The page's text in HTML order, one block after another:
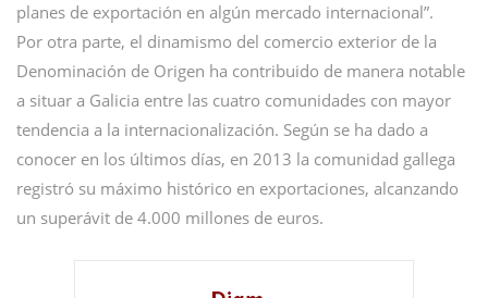
planes de exportación en algún mercado internacional”.
Por otra parte, el dinamismo del comercio exterior de la
Denominación de Origen ha contribuido de manera notable
a situar a Galicia entre las cuatro comunidades con mayor
tendencia a la internacionalización. Según se ha dado a
conocer en los últimos días, en 2013 la comunidad gallega
registró su máximo histórico en exportaciones, alcanzando
un superávit de 4.000 millones de euros.